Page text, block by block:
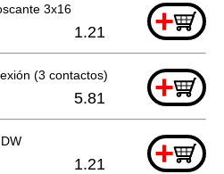
3x16 +
1.21
(3 contactos) +
5.81
+
1.21